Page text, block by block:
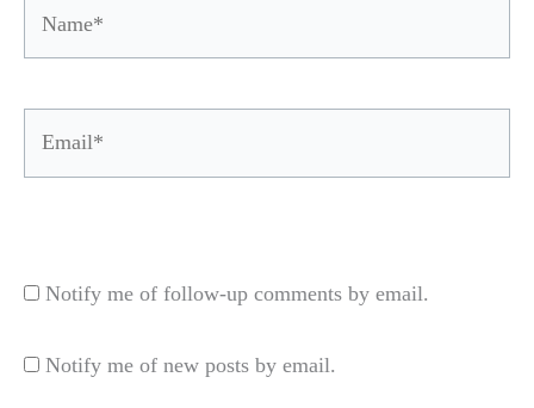
Notify me of follow-up comments by email.
Notify me of new posts by email.